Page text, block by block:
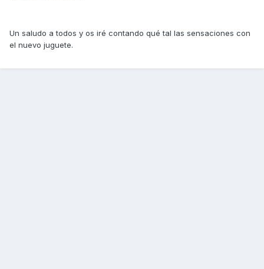
Un saludo a todos y os iré contando qué tal las sensaciones con
el nuevo juguete.